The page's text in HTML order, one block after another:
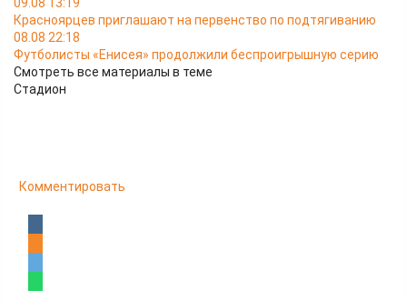
Красноярцев приглашают на первенство по подтягиванию
08.08 22:18
Футболисты «Енисея» продолжили беспроигрышную серию
Смотреть все материалы в теме
Стадион
Комментировать